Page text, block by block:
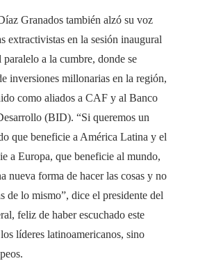
Granados también alzó su voz
extractivistas en la sesión inaugural
a la cumbre, donde se
inversiones millonarias en la región,
como aliados a CAF y al Banco
(BID). “Si queremos un
que beneficie a América Latina y el
a Europa, que beneficie al mundo,
nueva forma de hacer las cosas y no
de lo mismo”, dice el presidente del
feliz de haber escuchado este
líderes latinoamericanos, sino